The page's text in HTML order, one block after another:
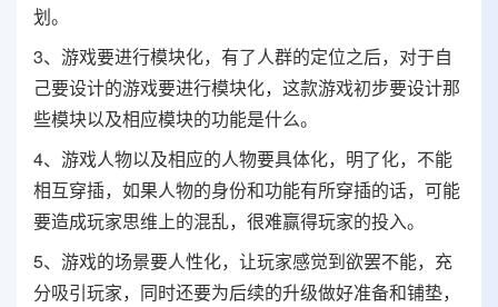
划。
3、游戏要进行模块化，有了人群的定位之后，对于自
己要设计的游戏要进行模块化，这款游戏初步要设计那
些模块以及相应模块的功能是什么。
4、游戏人物以及相应的人物要具体化，明了化，不能
相互穿插，如果人物的身份和功能有所穿插的话，可能
要造成玩家思维上的混乱，很难赢得玩家的投入。
5、游戏的场景要人性化，让玩家感觉到欲罢不能，充
分吸引玩家，同时还要为后续的升级做好准备和铺垫，